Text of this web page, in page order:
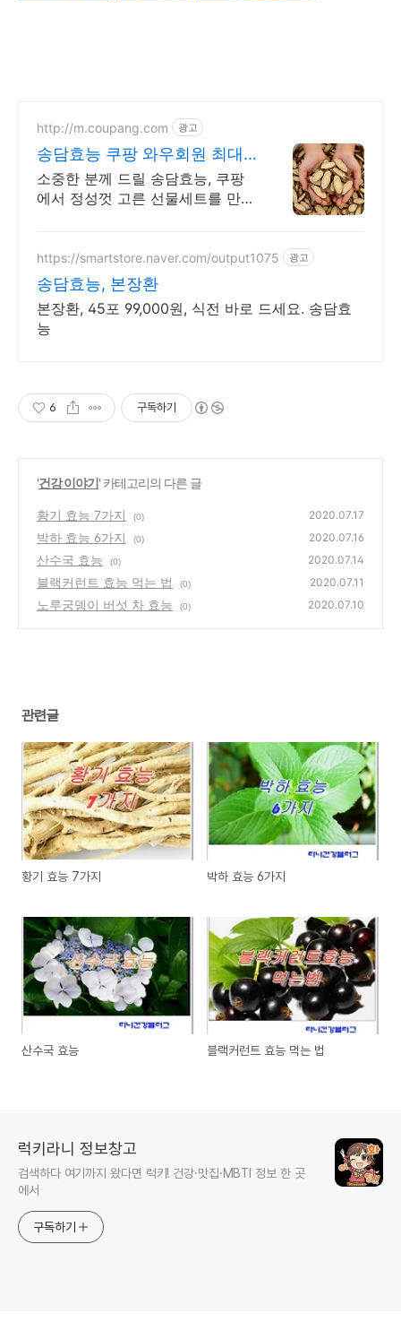
http://m.coupang.com 광고
송담효능 쿠팡 와우회원 최대
5% 캐시적립
소중한 분께 드릴 송담효능, 쿠팡
에서 정성껏 고른 선물세트를 만나
들어보세요.
https://smartstore.naver.com/output1075 광고
송담효능, 본장환
본장환, 45포 99,000원, 식전 바로 드세요. 송담효
능
6 구독하기
'건강 이야기' 카테고리의 다른 글
황기 효능 7가지 (0) 2020.07.17
박하 효능 6가지 (0) 2020.07.16
산수국 효능 (0) 2020.07.14
블랙커런트 효능 먹는 법 (0) 2020.07.11
노루궁뎅이 버섯 차 효능 (0) 2020.07.10
관련글
황기 효능 7가지 박하 효능 6가지
산수국 효능 블랙커런트 효능 먹는 법
럭키라니 정보창고
검색하다 여기까지 왔다면 럭키! 건강·맛집·MBTI 정보 한 곳
에서
구독하기